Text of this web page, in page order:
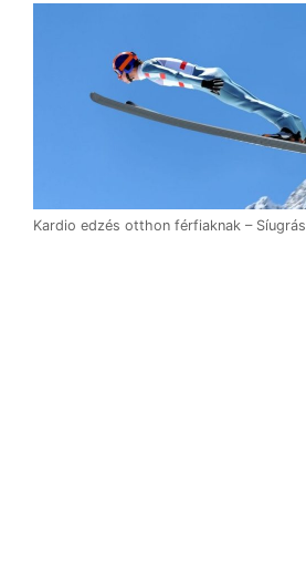
Kardio edzés otthon férfiaknak – Síugrás